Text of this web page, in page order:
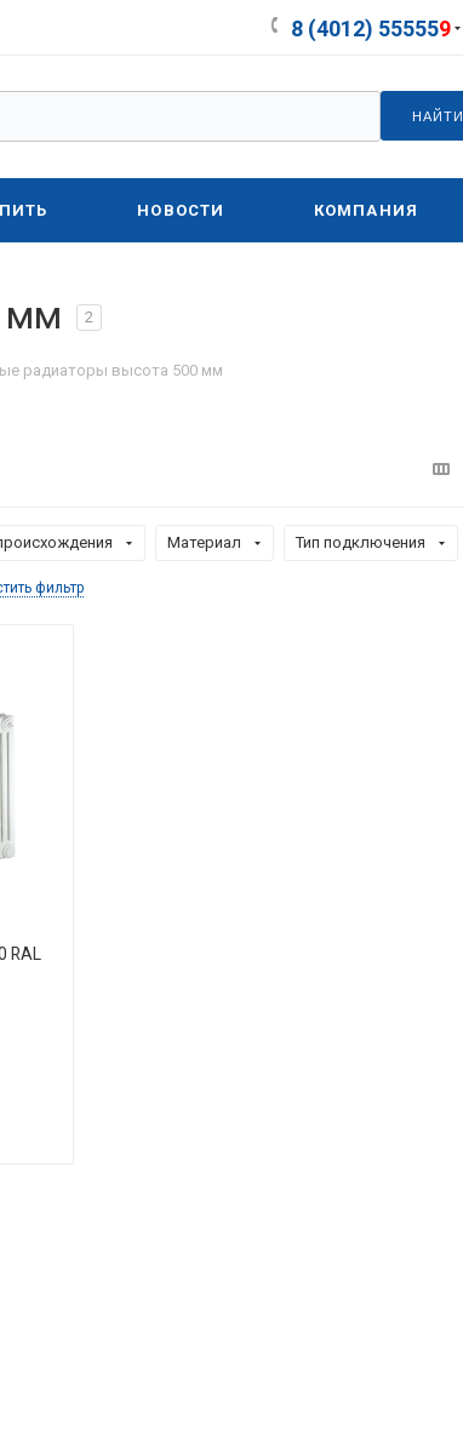
8 (4012) 555559
НАЙТИ
НОВОСТИ КОМПАНИЯ
мм 2
радиаторы высота 500 мм
Материал Тип подключения
фильтр
RAL